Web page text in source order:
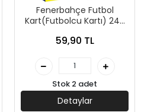
Fenerbahçe Futbol
Kart(Futbolcu Kartı) 24-
Pulse
59,90 TL
Stok 2 adet
Detaylar